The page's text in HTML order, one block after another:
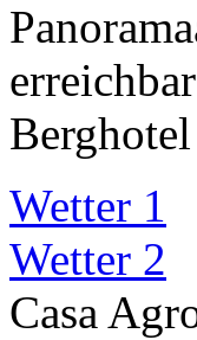
Wetter 1
Wetter 2
Casa